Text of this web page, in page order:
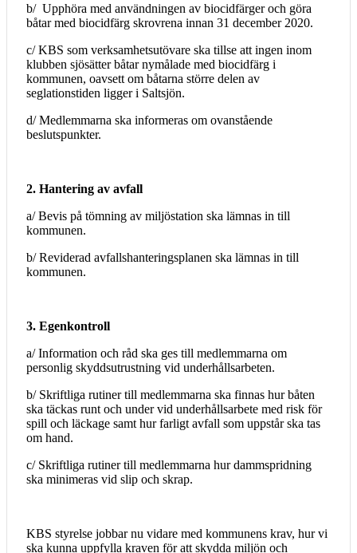
b/ Upphöra med användningen av biocidfärger och göra
båtar med biocidfärg skrovrena innan 31 december 2020.
c/ KBS som verksamhetsutövare ska tillse att ingen inom
klubben sjösätter båtar nymålade med biocidfärg i
kommunen, oavsett om båtarna större delen av
seglationstiden ligger i Saltsjön.
d/ Medlemmarna ska informeras om ovanstående
beslutspunkter.
2. Hantering av avfall
a/ Bevis på tömning av miljöstation ska lämnas in till
kommunen.
b/ Reviderad avfallshanteringsplanen ska lämnas in till
kommunen.
3. Egenkontroll
a/ Information och råd ska ges till medlemmarna om
personlig skyddsutrustning vid underhållsarbeten.
b/ Skriftliga rutiner till medlemmarna ska finnas hur båten
ska täckas runt och under vid underhållsarbete med risk för
spill och läckage samt hur farligt avfall som uppstår ska tas
om hand.
c/ Skriftliga rutiner till medlemmarna hur dammspridning
ska minimeras vid slip och skrap.
KBS styrelse jobbar nu vidare med kommunens krav, hur vi
ska kunna uppfylla kraven för att skydda miljön och